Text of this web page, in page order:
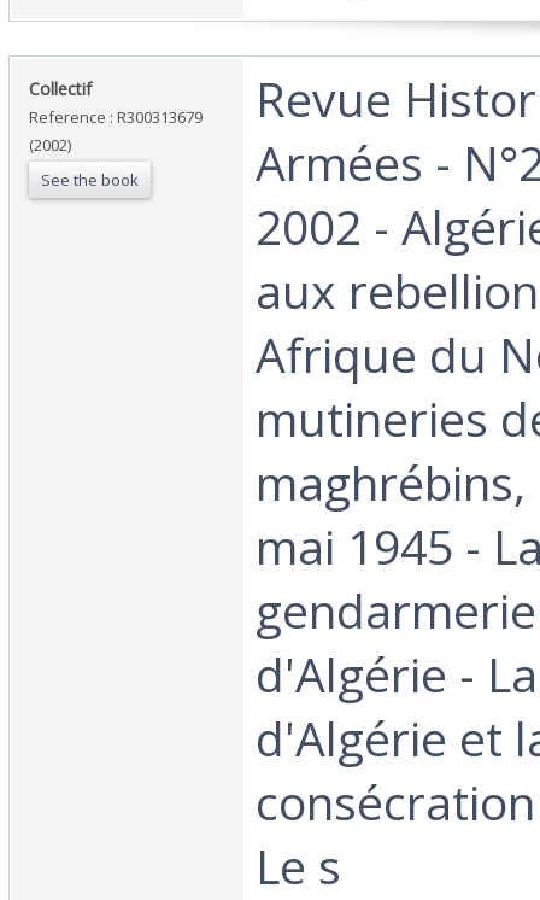
‎Collectif‎
Reference : R300313679
(2002)
See the book
‎Revue
Armées -
2002 -
aux
Afrique du
mutineries
mai 1945 -
d'Algérie -
d'Algérie et
Le s‎